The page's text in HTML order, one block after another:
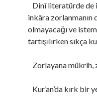
Dinî literatürde de
inkâra zorlanmanın
olmayacağı ve
tartışılırken sıkça
Zorlayana mükrih,
Kur’an’da kırk